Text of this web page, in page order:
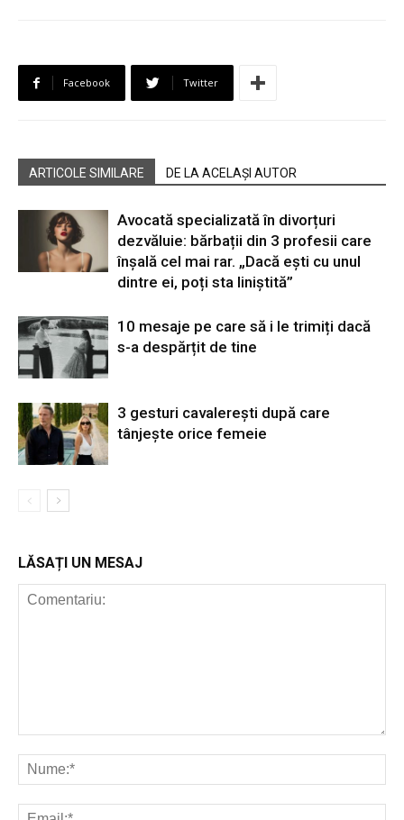
Facebook Twitter
ARTICOLE SIMILARE DE LA ACELAȘI AUTOR
Avocată specializată în divorțuri
dezvăluie: bărbații din 3 profesii care
înșală cel mai rar. „Dacă ești cu unul
dintre ei, poți sta liniștită”
10 mesaje pe care să i le trimiți dacă
s-a despărțit de tine
3 gesturi cavalerești după care
tânjește orice femeie
LĂSAȚI UN MESAJ